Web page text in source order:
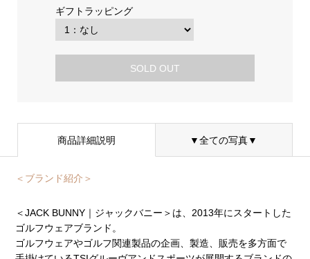
ギフトラッピング
SOLD OUT
商品詳細説明 ▼全ての写真▼
＜ブランド紹介＞
＜JACK BUNNY｜ジャックバニー＞は、2013年にスタートした
ゴルフウェアブランド。
ゴルフウェアやゴルフ関連製品の企画、製造、販売を多方面で